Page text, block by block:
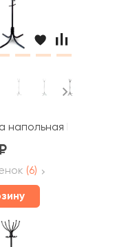
напольная М 10
(6)